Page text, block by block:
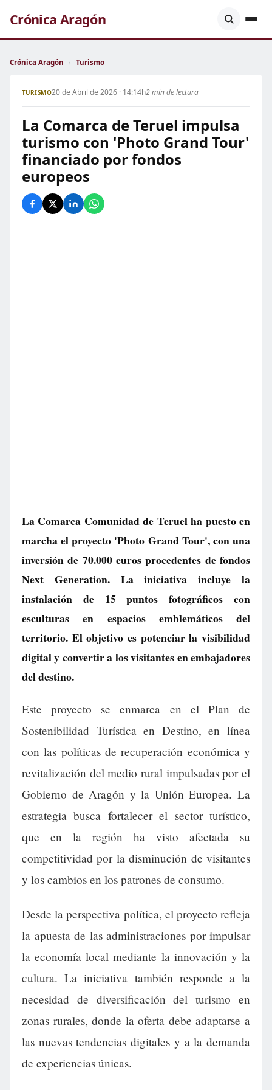
Crónica Aragón
Crónica Aragón › Turismo
TURISMO20 de Abril de 2026 · 14:14h2 min de lectura
La Comarca de Teruel impulsa
turismo con 'Photo Grand Tour'
financiado por fondos
europeos
La Comarca Comunidad de Teruel ha puesto en
marcha el proyecto 'Photo Grand Tour', con una
inversión de 70.000 euros procedentes de fondos
Next Generation. La iniciativa incluye la
instalación de 15 puntos fotográficos con
esculturas en espacios emblemáticos del
territorio. El objetivo es potenciar la visibilidad
digital y convertir a los visitantes en embajadores
del destino.
Este proyecto se enmarca en el Plan de
Sostenibilidad Turística en Destino, en línea
con las políticas de recuperación económica y
revitalización del medio rural impulsadas por el
Gobierno de Aragón y la Unión Europea. La
estrategia busca fortalecer el sector turístico,
que en la región ha visto afectada su
competitividad por la disminución de visitantes
y los cambios en los patrones de consumo.
Desde la perspectiva política, el proyecto refleja
la apuesta de las administraciones por impulsar
la economía local mediante la innovación y la
cultura. La iniciativa también responde a la
necesidad de diversificación del turismo en
zonas rurales, donde la oferta debe adaptarse a
las nuevas tendencias digitales y a la demanda
de experiencias únicas.